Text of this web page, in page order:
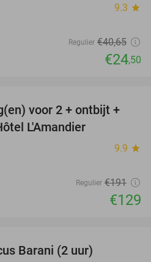
9.3 star
Regulier €40,65
€24,50
32%
voor 2 + ontbijt +
L'Amandier
9.9 star
Regulier €191
€129
Barani (2 uur)